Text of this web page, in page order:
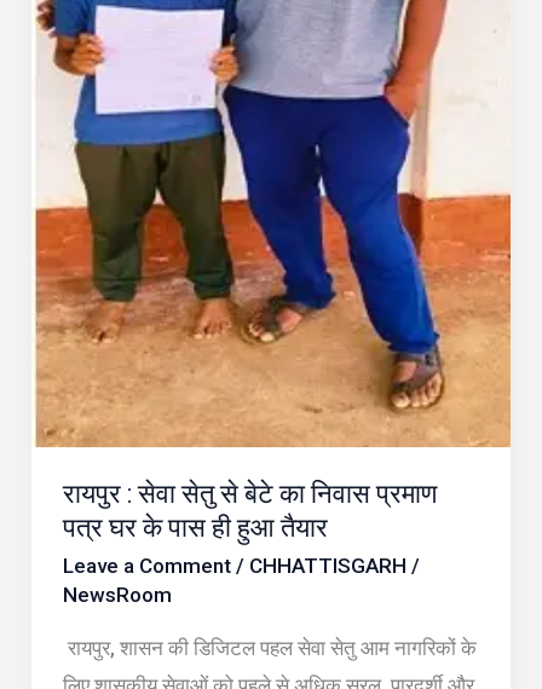
रायपुर : सेवा सेतु से बेटे का निवास प्रमाण
पत्र घर के पास ही हुआ तैयार
Leave a Comment / CHHATTISGARH /
NewsRoom
रायपुर, शासन की डिजिटल पहल सेवा सेतु आम नागरिकों के
निवास
प्रमाण
पत्र
घर
के
पास
ही
हुआ
तैयार